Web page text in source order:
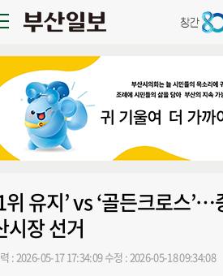
위 유지’ vs ‘골든크로스
시장 선거
: 2026-05-17 17:34:09수정 : 2026-05-18 09:34:08